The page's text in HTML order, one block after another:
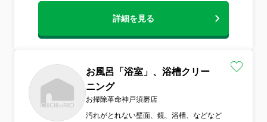
詳細を見る
お風呂「浴室」、浴槽クリー
ニング
お掃除革命神戸須磨店
汚れがとれない壁面、鏡、浴槽、などなど